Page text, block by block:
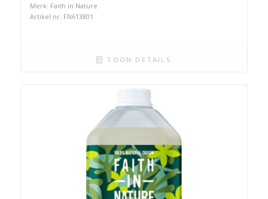
Merk: Faith in Nature
Artikel nr: FN613801
TOON DETAILS